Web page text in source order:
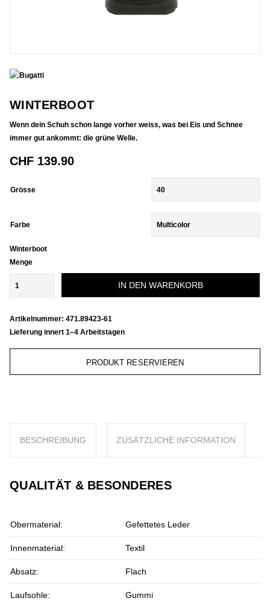
WINTERBOOT
Wenn dein Schuh schon lange vorher weiss, was bei Eis und Schnee
immer gut ankommt: die grüne Welle.
CHF 139.90
Grösse
Farbe
Winterboot
Menge
IN DEN WARENKORB
Artikelnummer: 471.89423-61
Lieferung innert 1–4 Arbeitstagen
PRODUKT RESERVIEREN
BESCHREIBUNG ZUSÄTZLICHE INFORMATION
QUALITÄT & BESONDERES
Obermaterial: Gefettetes Leder
Innenmaterial: Textil
Absatz: Flach
Laufsohle: Gummi